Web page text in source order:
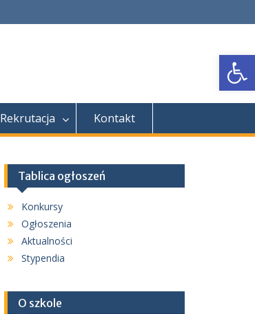
Rekrutacja Kontakt
Tablica ogłoszeń
Konkursy
Ogłoszenia
Aktualności
Stypendia
O szkole